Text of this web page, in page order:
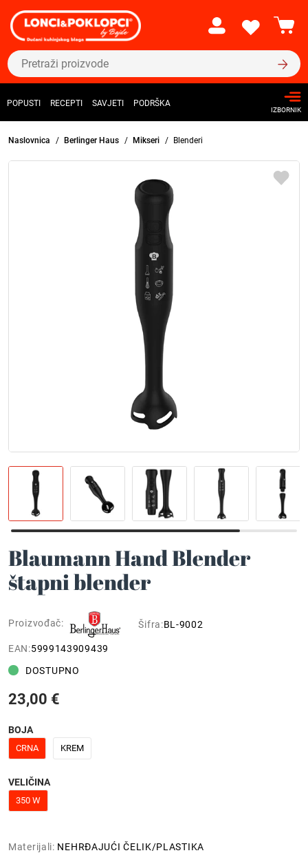
POPUSTI RECEPTI SAVJETI PODRŠKA
IZBORNIK
Naslovnica Berlinger Haus Mikseri Blenderi
Blaumann Hand Blender
štapni blender
Proizvođač: Šifra:BL-9002
EAN:5999143909439
DOSTUPNO
23,00 €
BOJA
CRNA KREM
VELIČINA
350 W
Materijali: NEHRĐAJUĆI ČELIK/PLASTIKA